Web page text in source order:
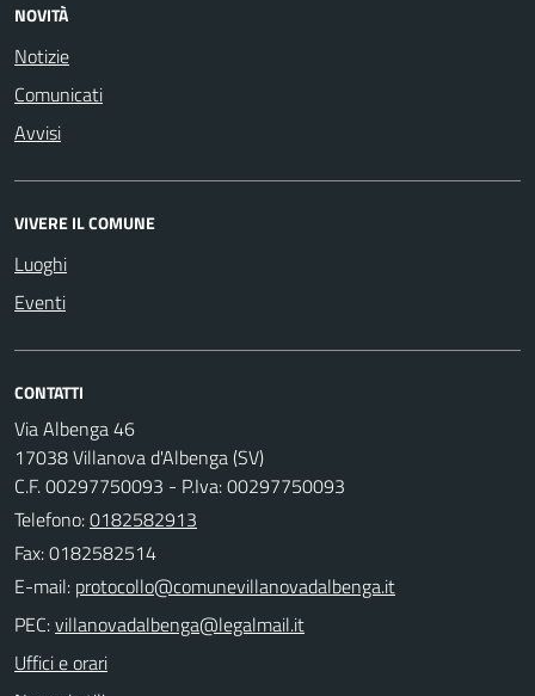
NOVITÀ
Notizie
Comunicati
Avvisi
VIVERE IL COMUNE
Luoghi
Eventi
CONTATTI
Via Albenga 46
17038 Villanova d'Albenga (SV)
C.F. 00297750093 - P.Iva: 00297750093
Telefono:0182582913
Fax: 0182582514
E-mail:
PEC:
Uffici e orari